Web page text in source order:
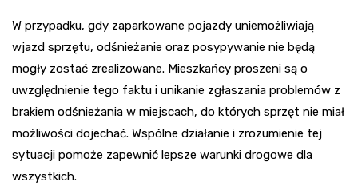
W przypadku, gdy zaparkowane pojazdy uniemożliwiają
wjazd sprzętu, odśnieżanie oraz posypywanie nie będą
mogły zostać zrealizowane. Mieszkańcy proszeni są o
uwzględnienie tego faktu i unikanie zgłaszania problemów z
brakiem odśnieżania w miejscach, do których sprzęt nie miał
możliwości dojechać. Wspólne działanie i zrozumienie tej
sytuacji pomoże zapewnić lepsze warunki drogowe dla
wszystkich.